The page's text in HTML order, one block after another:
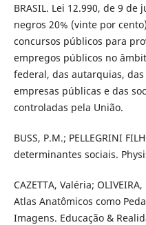
BRASIL. Lei 12.990, de 9 de
negros 20% (vinte por
concursos públicos para
empregos públicos no
federal, das autarquias,
empresas públicas e das
controladas pela União.
BUSS, P.M.; PELLEGRINI
determinantes sociais.
CAZETTA, Valéria;
Atlas Anatômicos como
Imagens. Educação &